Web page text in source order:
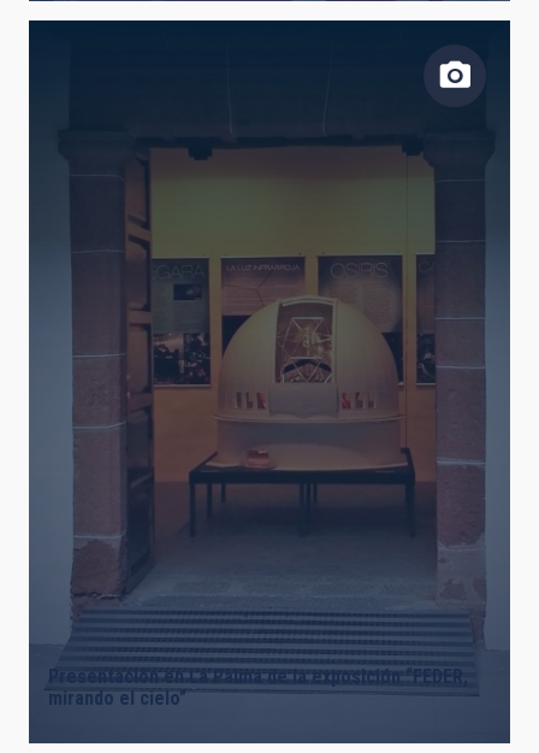
ETIQUETAS LIBRES
Presentación en La Palma de la exposición “FEDER,
mirando el cielo”